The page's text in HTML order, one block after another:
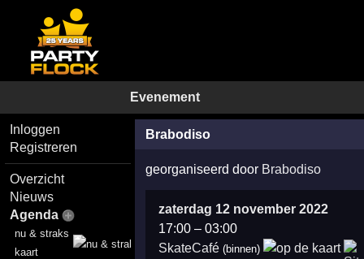
Evenement
Inloggen
Registreren
Overzicht
Nieuws
Agenda
nu & straks
kaart
Brabodiso
georganiseerd door Brabodiso
zaterdag 12 november 2022
17:00– 03:00
SkateCafé (binnen)